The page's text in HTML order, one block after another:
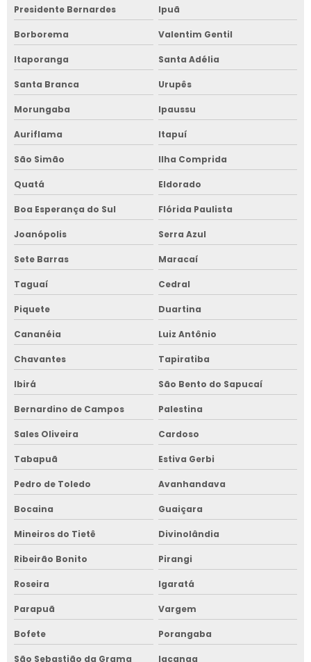
Presidente Bernardes Ipuã
Borborema Valentim Gentil
Itaporanga Santa Adélia
Santa Branca Urupês
Morungaba Ipaussu
Auriflama Itapuí
São Simão Ilha Comprida
Quatá Eldorado
Boa Esperança do Sul Flórida Paulista
Joanópolis Serra Azul
Sete Barras Maracaí
Taguaí Cedral
Piquete Duartina
Cananéia Luiz Antônio
Chavantes Tapiratiba
Ibirá São Bento do Sapucaí
Bernardino de Campos Palestina
Sales Oliveira Cardoso
Tabapuã Estiva Gerbi
Pedro de Toledo Avanhandava
Bocaina Guaiçara
Mineiros do Tietê Divinolândia
Ribeirão Bonito Pirangi
Roseira Igaratá
Parapuã Vargem
Bofete Porangaba
São Sebastião da Grama Iacanga